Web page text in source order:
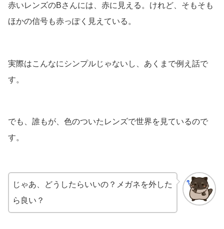
赤いレンズのBさんには、赤に見える。けれど、そもそも
ほかの信号も赤っぽく見えている。
実際はこんなにシンプルじゃないし、あくまで例え話で
す。
でも、誰もが、色のついたレンズで世界を見ているので
す。
じゃあ、どうしたらいいの？メガネを外した
ら良い？